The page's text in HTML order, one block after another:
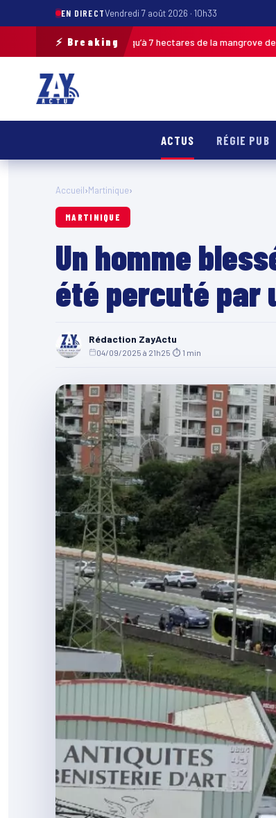
EN DIRECTVendredi 7 août 2026 · 10h33
⚡ Breaking
à Ducos : jusqu’à 7 hectares de la mangrove de Génipa
ACTUS RÉGIE PUB
Accueil›Martinique›
MARTINIQUE
Un homme
été percuté par
Rédaction ZayActu
04/09/2025 à 21h25 ⏱ 1 min